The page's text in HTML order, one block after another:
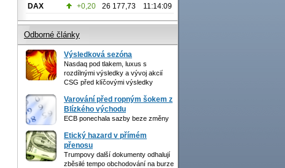
DAX
+0,20 26 177,73 11:14:09
Odborné články
Výsledková sezóna
Nasdaq pod tlakem, luxus s
rozdílnými výsledky a vývoj akcií
CSG před klíčovými výsledky
Varování před ropným šokem z
Blízkého východu
ECB ponechala sazby beze změny
Etický hazard v přímém
přenosu
Trumpovy další dokumenty odhalují
zběsilé tempo obchodování na burze